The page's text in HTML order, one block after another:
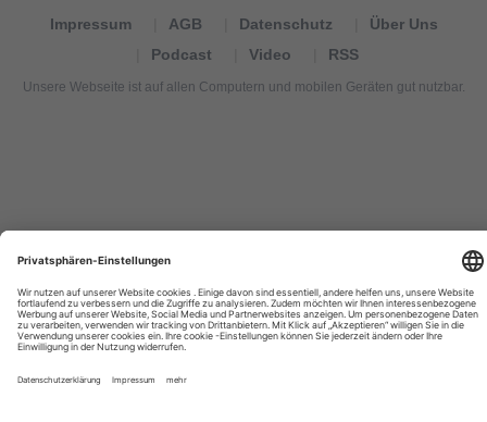
Impressum AGB Datenschutz
Über Uns
Podcast
Video RSS
Unsere Webseite ist auf allen Computern und mobilen Geräten gut nutzbar.
de
Tourismus
Nachrichten,
новости